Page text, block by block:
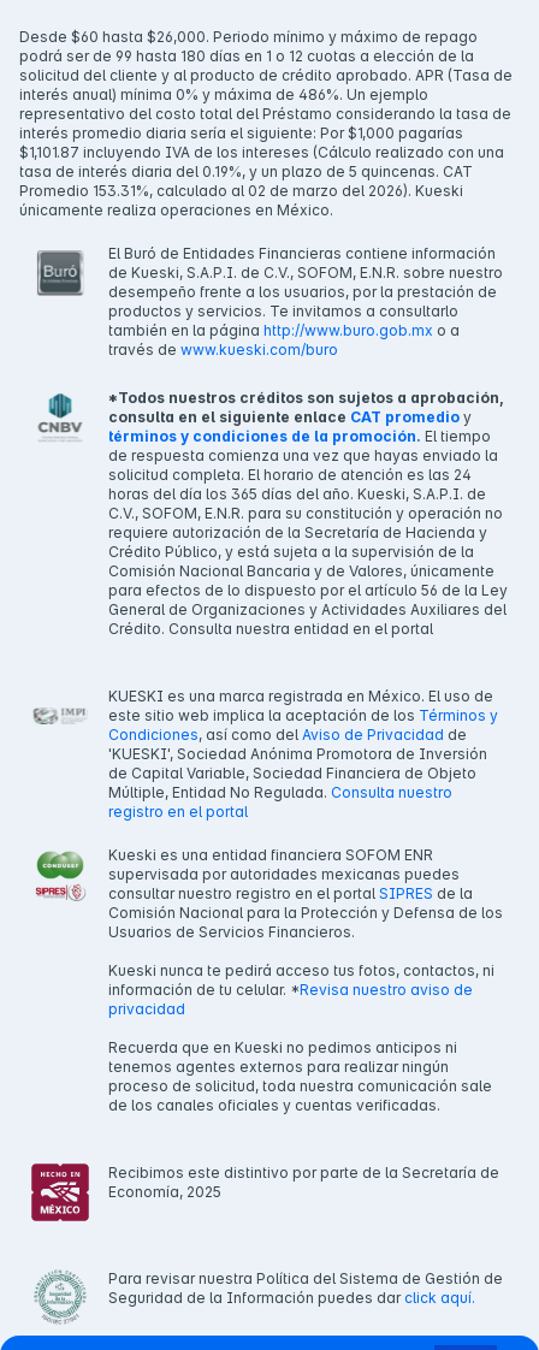
Desde $60 hasta $26,000. Periodo mínimo y máximo de repago
podrá ser de 99 hasta 180 días en 1 o 12 cuotas a elección de la
solicitud del cliente y al producto de crédito aprobado. APR (Tasa de
interés anual) mínima 0% y máxima de 486%. Un ejemplo
representativo del costo total del Préstamo considerando la tasa de
interés promedio diaria sería el siguiente: Por $1,000 pagarías
$1,101.87 incluyendo IVA de los intereses (Cálculo realizado con una
tasa de interés diaria del 0.19%, y un plazo de 5 quincenas. CAT
Promedio 153.31%, calculado al 02 de marzo del 2026). Kueski
únicamente realiza operaciones en México.
El Buró de Entidades Financieras contiene información
de Kueski, S.A.P.I. de C.V., SOFOM, E.N.R. sobre nuestro
desempeño frente a los usuarios, por la prestación de
productos y servicios. Te invitamos a consultarlo
también en la página http://www.buro.gob.mx o a
través de www.kueski.com/buro
*Todos nuestros créditos son sujetos a aprobación,
consulta en el siguiente enlace CAT promedio y
términos y condiciones de la promoción. El tiempo
de respuesta comienza una vez que hayas enviado la
solicitud completa. El horario de atención es las 24
horas del día los 365 días del año. Kueski, S.A.P.I. de
C.V., SOFOM, E.N.R. para su constitución y operación no
requiere autorización de la Secretaría de Hacienda y
Crédito Público, y está sujeta a la supervisión de la
Comisión Nacional Bancaria y de Valores, únicamente
para efectos de lo dispuesto por el artículo 56 de la Ley
General de Organizaciones y Actividades Auxiliares del
Crédito. Consulta nuestra entidad en el portal
KUESKI es una marca registrada en México. El uso de
este sitio web implica la aceptación de los Términos y
Condiciones, así como del Aviso de Privacidad de
'KUESKI', Sociedad Anónima Promotora de Inversión
de Capital Variable, Sociedad Financiera de Objeto
Múltiple, Entidad No Regulada. Consulta nuestro
registro en el portal
Kueski es una entidad financiera SOFOM ENR
supervisada por autoridades mexicanas puedes
consultar nuestro registro en el portal SIPRES de la
Comisión Nacional para la Protección y Defensa de los
Usuarios de Servicios Financieros.
Kueski nunca te pedirá acceso tus fotos, contactos, ni
información de tu celular. *Revisa nuestro aviso de
privacidad
Recuerda que en Kueski no pedimos anticipos ni
tenemos agentes externos para realizar ningún
proceso de solicitud, toda nuestra comunicación sale
de los canales oficiales y cuentas verificadas.
Recibimos este distintivo por parte de la Secretaría de
Economía, 2025
Para revisar nuestra Política del Sistema de Gestión de
Seguridad de la Información puedes darclick aquí.